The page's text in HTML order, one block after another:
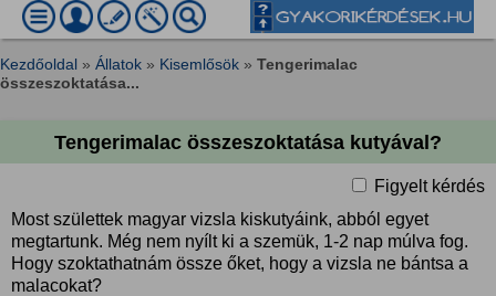
Kezdőoldal » Állatok » Kisemlősök » Tengerimalac
összeszoktatása...
Tengerimalac összeszoktatása kutyával?
Figyelt kérdés
Most születtek magyar vizsla kiskutyáink, abból egyet
megtartunk. Még nem nyílt ki a szemük, 1-2 nap múlva fog.
Hogy szoktathatnám össze őket, hogy a vizsla ne bántsa a
malacokat?